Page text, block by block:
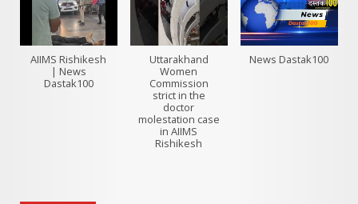
AIIMS Rishikesh
| News
Dastak100
Uttarakhand
Women
Commission
strict in the
doctor
molestation case
in AIIMS
Rishikesh
News Dastak100